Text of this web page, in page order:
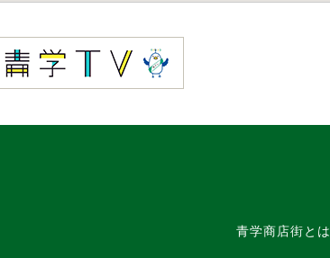
青学商店街とは